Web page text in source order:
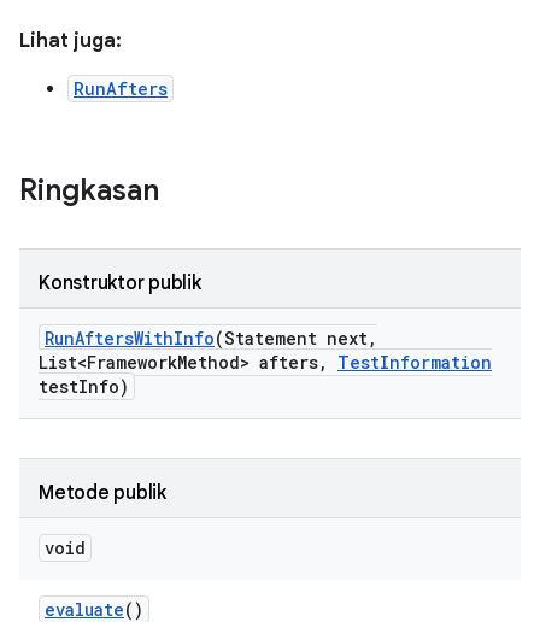
Lihat juga:
RunAfters
Ringkasan
Konstruktor publik
RunAftersWithInfo(Statement next,
List<FrameworkMethod> afters, TestInformation
testInfo)
Metode publik
void
evaluate()